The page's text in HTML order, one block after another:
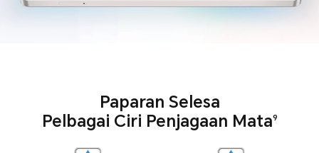
Paparan Selesa
Pelbagai Ciri Penjagaan Mata9